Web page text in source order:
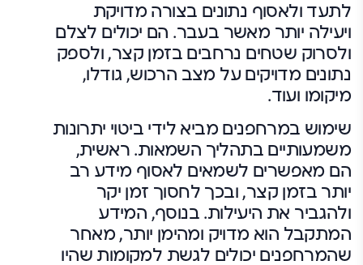
לתעד ולאסוף נתונים בצורה מדויקת
ויעילה יותר מאשר בעבר. הם יכולים לצלם
ולסרוק שטחים נרחבים בזמן קצר, ולספק
נתונים מדויקים על מצב הרכוש, גודלו,
מיקומו ועוד.
שימוש במרחפנים מביא לידי ביטוי יתרונות
משמעותיים בתהליך השמאות. ראשית,
הם מאפשרים לשמאים לאסוף מידע רב
יותר בזמן קצר, ובכך לחסוך זמן יקר
ולהגביר את היעילות. בנוסף, המידע
המתקבל הוא מדויק ומהימן יותר, מאחר
שהמרחפנים יכולים לגשת למקומות שהיו